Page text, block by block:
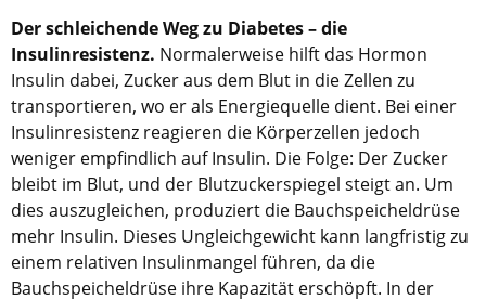
Der schleichende Weg zu Diabetes – die
Insulinresistenz. Normalerweise hilft das Hormon
Insulin dabei, Zucker aus dem Blut in die Zellen zu
transportieren, wo er als Energiequelle dient. Bei einer
Insulinresistenz reagieren die Körperzellen jedoch
weniger empfindlich auf Insulin. Die Folge: Der Zucker
bleibt im Blut, und der Blutzuckerspiegel steigt an. Um
dies auszugleichen, produziert die Bauchspeicheldrüse
mehr Insulin. Dieses Ungleichgewicht kann langfristig zu
einem relativen Insulinmangel führen, da die
Bauchspeicheldrüse ihre Kapazität erschöpft. In der